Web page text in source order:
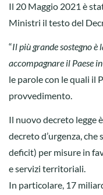
Il 20 Maggio 2021 è
Ministri il testo del
“Il più grande sostegno
accompagnare il Paese
le parole con le quali il
provvedimento.
Il nuovo decreto legge
decreto d’urgenza,
deficit) per misure in
e servizi territoriali.
In particolare, 17